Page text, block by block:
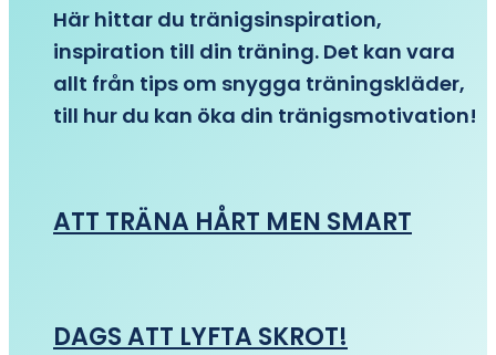
Här hittar du tränigsinspiration,
inspiration till din träning. Det kan vara
allt från tips om snygga träningskläder,
till hur du kan öka din tränigsmotivation!
ATT TRÄNA HÅRT MEN SMART
DAGS ATT LYFTA SKROT!